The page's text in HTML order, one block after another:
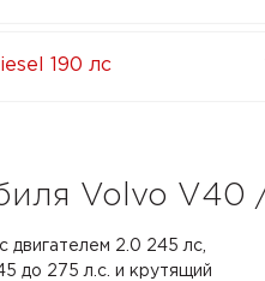
190 лс
Volvo V40
двигателем 2.0 245 лс,
до 275 л.с. и крутящий